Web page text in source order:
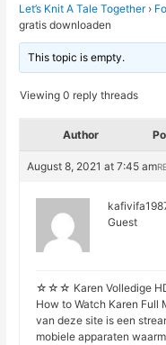
Let’s Knit A Tale Together ›
gratis downloaden
This topic is empty.
Viewing 0 reply threads
Author
August 8, 2021 at 7:45 am
Guest
☆☆☆ Karen Volledige
How to Watch Karen Full
van deze site is een
mobiele apparaten